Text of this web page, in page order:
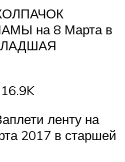
на 8 Марта в
ленту на
2017 в старшей